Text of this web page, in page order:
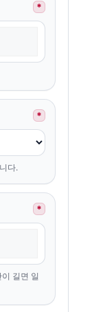
*
*
다.
*
길면 일